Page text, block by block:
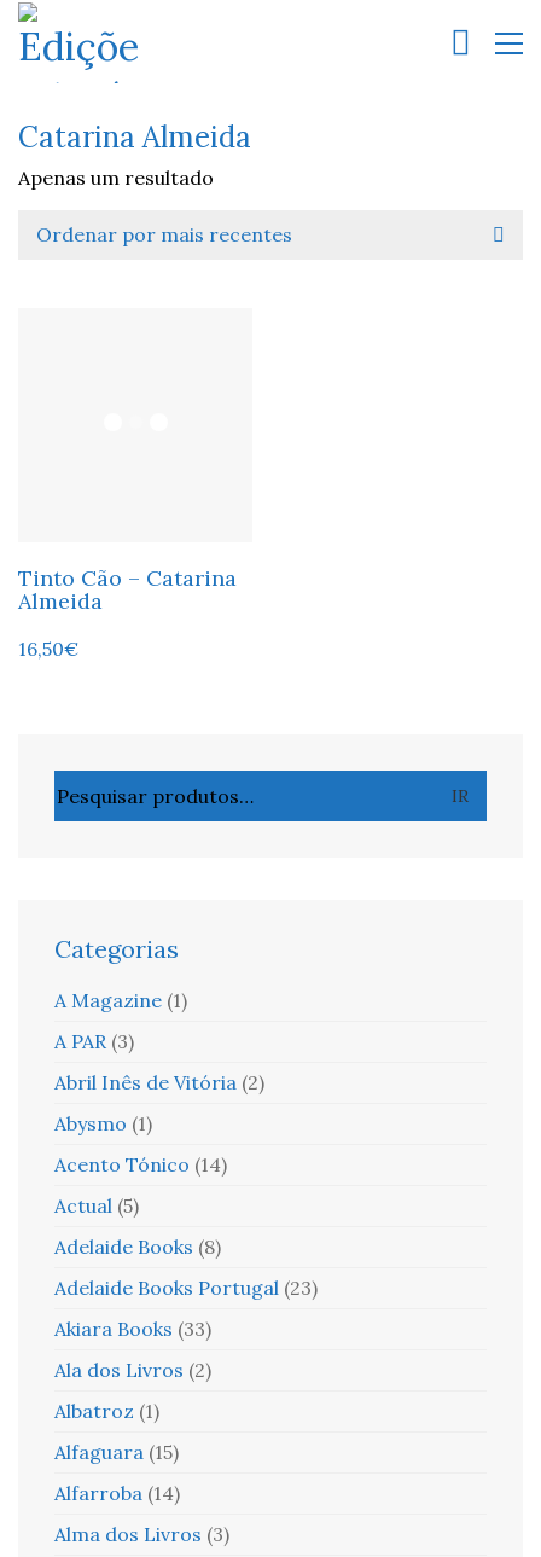
Catarina Almeida
Apenas um resultado
Ordenar por mais recentes
Tinto Cão – Catarina
Almeida
16,50€
por:
IR
Categorias
A Magazine (1)
A PAR (3)
Abril Inês de Vitória (2)
Abysmo (1)
Acento Tónico (14)
Actual (5)
Adelaide Books (8)
Adelaide Books Portugal (23)
Akiara Books (33)
Ala dos Livros (2)
Albatroz (1)
Alfaguara (15)
Alfarroba (14)
Alma dos Livros (3)